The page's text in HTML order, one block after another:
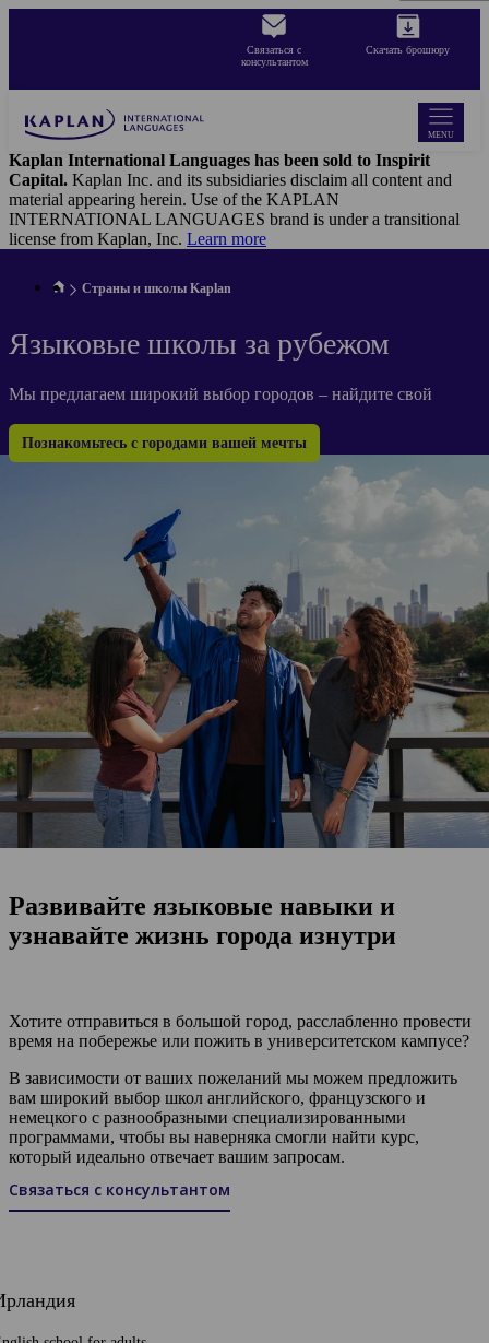
Связаться с
консультантом
Cкачать брошюру
MENU
Kaplan International Languages has been sold to Inspirit
Capital. Kaplan Inc. and its subsidiaries disclaim all content and
material appearing herein. Use of the KAPLAN
INTERNATIONAL LANGUAGES brand is under a transitional
license from Kaplan, Inc. Learn more
Страны и школы Kaplan
Языковые школы за рубежом
Мы предлагаем широкий выбор городов – найдите свой
Познакомьтесь с городами вашей мечты
Развивайте языковые навыки и
узнавайте жизнь города изнутри
Хотите отправиться в большой город, расслабленно провести
время на побережье или пожить в университетском кампусе?
В зависимости от ваших пожеланий мы можем предложить
вам широкий выбор школ английского, французского и
немецкого с разнообразными специализированными
программами, чтобы вы наверняка смогли найти курс,
который идеально отвечает вашим запросам.
Связаться с консультантом